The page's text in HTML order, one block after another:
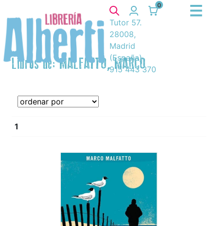
0
Tutor 57.
28008,
Madrid
(España)
915 443 370
Libros de: MALFATTO, MARCO
1